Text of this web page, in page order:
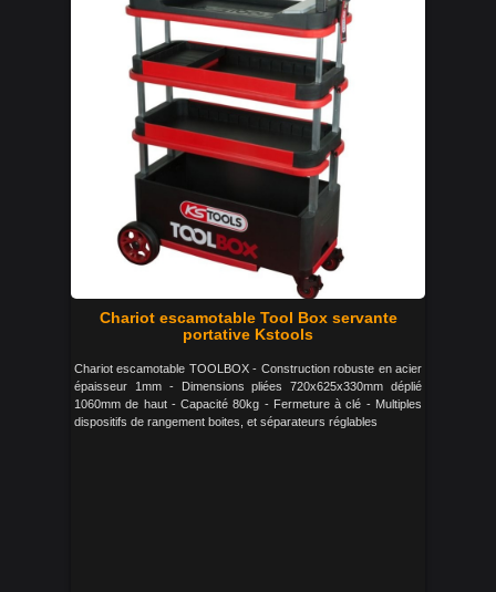
Chariot escamotable Tool Box servante
portative Kstools
Chariot escamotable TOOLBOX - Construction robuste en acier
épaisseur 1mm - Dimensions pliées 720x625x330mm déplié
1060mm de haut - Capacité 80kg - Fermeture à clé - Multiples
dispositifs de rangement boites, et séparateurs réglables